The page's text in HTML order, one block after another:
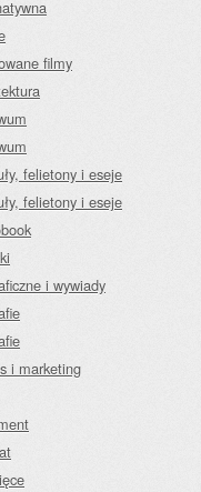
filmy
felietony i eseje
felietony i eseje
i wywiady
i marketing